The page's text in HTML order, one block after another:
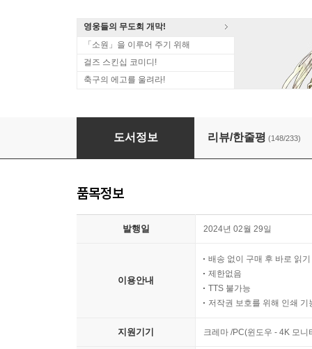
영웅들의 무도회 개막!
「소원」을 이루어 주기 위해
걸즈 스킨십 코미디!
축구의 에고를 울려라!
사랑하라, 거짓된 천사들이여
도서정보 리뷰/한줄평 (148/233)
품목정보
발행일 2024년 02월 29일
이용안내
배송 없이 구매 후 바로 읽기
제한없음
TTS 불가능
저작권 보호를 위해 인쇄 기
지원기기 크레마 /PC(윈도우 - 4K 모